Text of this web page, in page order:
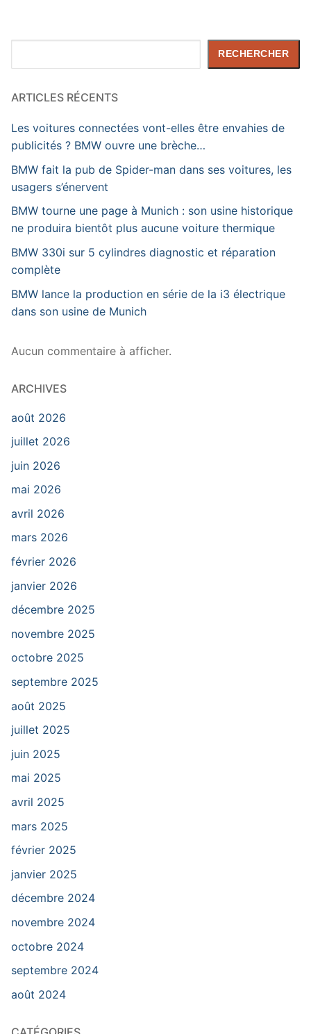
RECHERCHER
ARTICLES RÉCENTS
Les voitures connectées vont-elles être envahies de
publicités ? BMW ouvre une brèche…
BMW fait la pub de Spider-man dans ses voitures, les
usagers s’énervent
BMW tourne une page à Munich : son usine historique
ne produira bientôt plus aucune voiture thermique
BMW 330i sur 5 cylindres diagnostic et réparation
complète
BMW lance la production en série de la i3 électrique
dans son usine de Munich
Aucun commentaire à afficher.
ARCHIVES
août 2026
juillet 2026
juin 2026
mai 2026
avril 2026
mars 2026
février 2026
janvier 2026
décembre 2025
novembre 2025
octobre 2025
septembre 2025
août 2025
juillet 2025
juin 2025
mai 2025
avril 2025
mars 2025
février 2025
janvier 2025
décembre 2024
novembre 2024
octobre 2024
septembre 2024
août 2024